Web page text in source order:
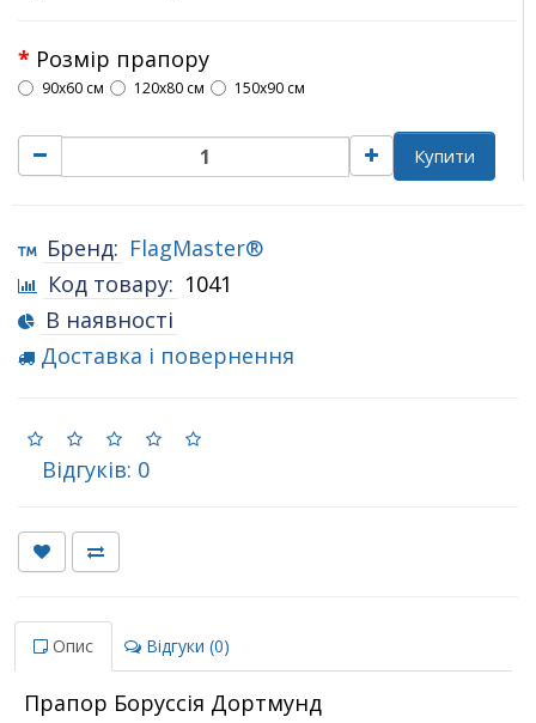
Розмір прапору
90х60 см 120х80 см 150х90 см
Купити
Бренд: FlagMaster®
Код товару: 1041
В наявності
Доставка і повернення
Відгуків: 0
Опис Відгуки (0)
Прапор Боруссія Дортмунд